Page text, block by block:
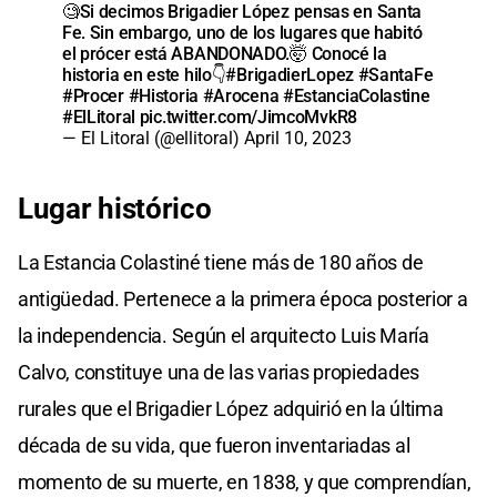
🧐Si decimos Brigadier López pensas en Santa
Fe. Sin embargo, uno de los lugares que habitó
el prócer está ABANDONADO.🤯 Conocé la
historia en este hilo👇#BrigadierLopez #SantaFe
#Procer #Historia #Arocena #EstanciaColastine
#ElLitoral pic.twitter.com/JimcoMvkR8
— El Litoral (@ellitoral) April 10, 2023
Lugar histórico
La Estancia Colastiné tiene más de 180 años de
antigüedad. Pertenece a la primera época posterior a
la independencia. Según el arquitecto Luis María
Calvo, constituye una de las varias propiedades
rurales que el Brigadier López adquirió en la última
década de su vida, que fueron inventariadas al
momento de su muerte, en 1838, y que comprendían,